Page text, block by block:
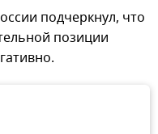
подчеркнул, что
позиции